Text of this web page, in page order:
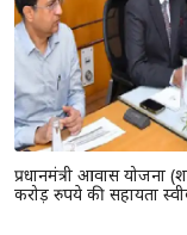
प्रधानमंत्री आवास
करोड़ रुपये की सहायता